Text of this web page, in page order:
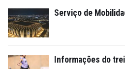
Serviço de
Informações do